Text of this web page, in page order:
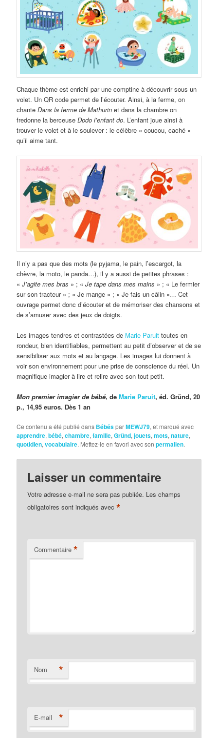
Chaque thème est enrichi par une comptine à découvrir sous un
volet. Un QR code permet de l’écouter. Ainsi, à la ferme, on
chanteDans la ferme de Mathurin et dans la chambre on
fredonne la berceuseDodo l’enfant do. L’enfant joue ainsi à
trouver le volet et à le soulever : le célèbre « coucou, caché »
qu’il aime tant.
Il n’y a pas que des mots (le pyjama, le pain, l’escargot, la
chèvre, la moto, le panda…), il y a aussi de petites phrases :
«J’agite mes bras » ; «Je tape dans mes mains » ; « Le fermier
sur son tracteur » ; « Je mange » ; « Je fais un câlin »… Cet
ouvrage permet donc d’écouter et de mémoriser des chansons et
de s’amuser avec des jeux de doigts.
Les images tendres et contrastées de Marie Paruit toutes en
rondeur, bien identifiables, permettent au petit d’observer et de se
sensibiliser aux mots et au langage. Les images lui donnent à
voir son environnement pour une prise de conscience du réel. Un
magnifique imagier à lire et relire avec son tout petit.
Mon premier imagier de bébé, deMarie Paruit, éd. Gründ, 20
p., 14,95 euros. Dès 1 an
Ce contenu a été publié dans BébésparMEWJ79, et marqué avec
apprendre,bébé,chambre,famille,Gründ,jouets,mots,nature,
quotidien,vocabulaire. Mettez-le en favori avec sonpermalien.
Laisser un commentaire
Votre adresse e-mail ne sera pas publiée. Les champs
obligatoires sont indiqués avec*
Commentaire *
Nom *
E-mail *